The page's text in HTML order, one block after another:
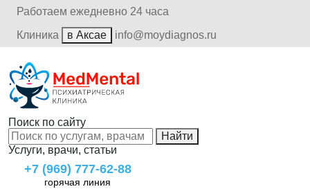
Работаем ежедневно 24 часа
Клиника
в Аксае info@moydiagnos.ru
Поиск по сайту
Найти
Услуги, врачи, статьи
+7 (969) 777-62-88
горячая линия